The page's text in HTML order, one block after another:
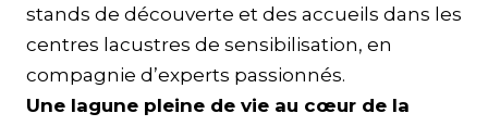
stands de découverte et des accueils dans les
centres lacustres de sensibilisation, en
compagnie d’experts passionnés.
Une lagune pleine de vie au cœur de la